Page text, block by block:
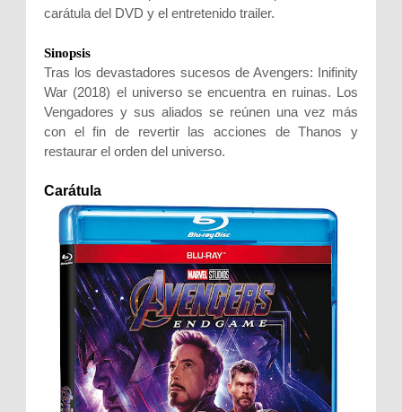
carátula del DVD y el entretenido trailer.
Sinopsis
Tras los devastadores sucesos de Avengers: Inifinity
War (2018) el universo se encuentra en ruinas. Los
Vengadores y sus aliados se reúnen una vez más
con el fin de revertir las acciones de Thanos y
restaurar el orden del universo.
Carátula